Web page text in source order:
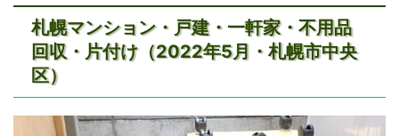
札幌マンション・戸建・一軒家・不用品
回収・片付け（2022年5月・札幌市中央
区）